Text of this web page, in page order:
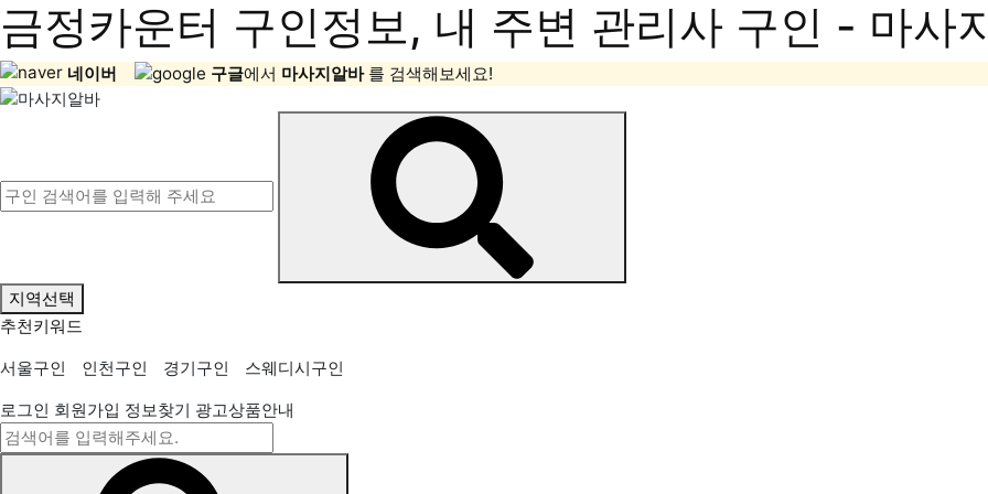
금정카운터 구인정보, 내 주변 관리사 구인 - 마사
네이버 구글에서 마사지알바 를 검색해보세요!
지역선택
추천키워드
서울구인
인천구인 경기구인
스웨디시구인
로그인 회원가입 정보찾기 광고상품안내